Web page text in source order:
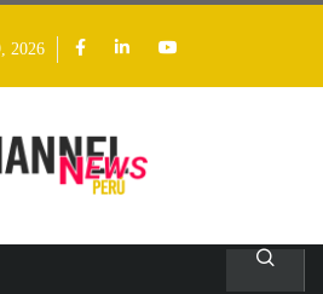
2026